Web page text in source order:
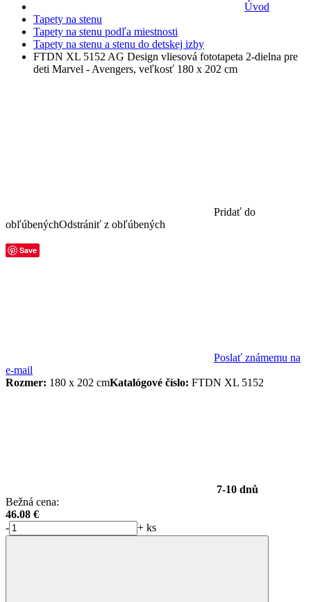
Úvod
Tapety na stenu
Tapety na stenu podľa miestnosti
Tapety na stenu a stenu do detskej izby
FTDN XL 5152 AG Design vliesová fototapeta 2-dielna pre
deti Marvel - Avengers, veľkosť 180 x 202 cm
Pridať do
obľúbenýchOdstrániť z obľúbených
Save
Poslať známemu na
e-mail
Rozmer: 180 x 202 cmKatalógové číslo: FTDN XL 5152
7-10 dnů
Bežná cena:
46.08 €
-
+ ks